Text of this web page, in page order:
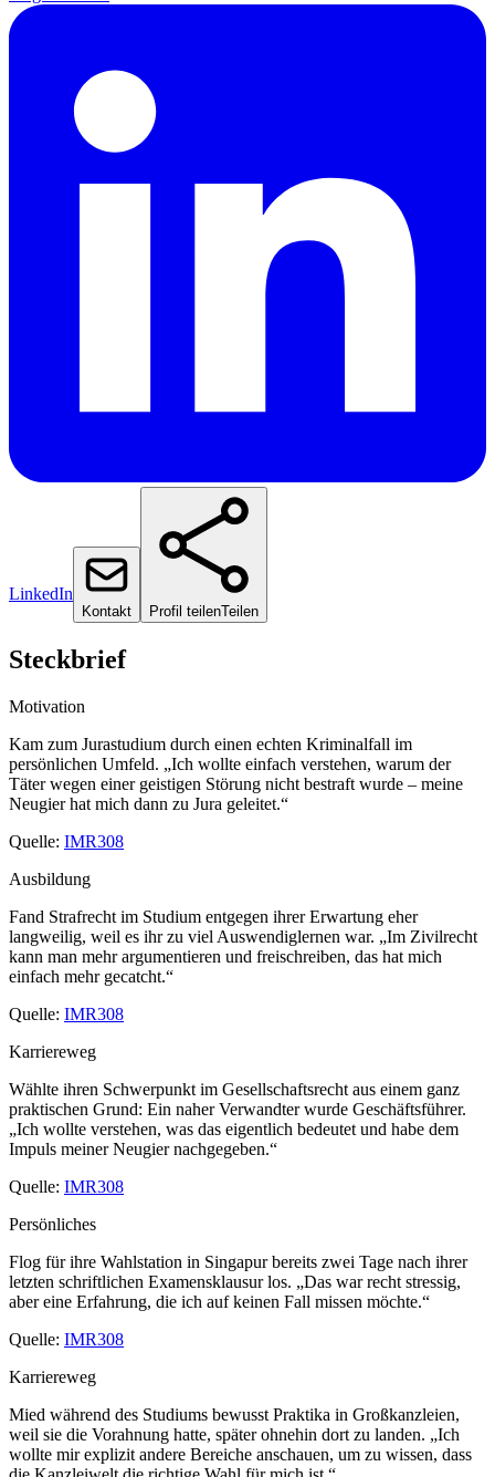
LinkedIn
Kontakt Profil teilenTeilen
Steckbrief
Motivation
Kam zum Jurastudium durch einen echten Kriminalfall im
persönlichen Umfeld. „Ich wollte einfach verstehen, warum der
Täter wegen einer geistigen Störung nicht bestraft wurde – meine
Neugier hat mich dann zu Jura geleitet.“
Quelle: IMR308
Ausbildung
Fand Strafrecht im Studium entgegen ihrer Erwartung eher
langweilig, weil es ihr zu viel Auswendiglernen war. „Im Zivilrecht
kann man mehr argumentieren und freischreiben, das hat mich
einfach mehr gecatcht.“
Quelle: IMR308
Karriereweg
Wählte ihren Schwerpunkt im Gesellschaftsrecht aus einem ganz
praktischen Grund: Ein naher Verwandter wurde Geschäftsführer.
„Ich wollte verstehen, was das eigentlich bedeutet und habe dem
Impuls meiner Neugier nachgegeben.“
Quelle: IMR308
Persönliches
Flog für ihre Wahlstation in Singapur bereits zwei Tage nach ihrer
letzten schriftlichen Examensklausur los. „Das war recht stressig,
aber eine Erfahrung, die ich auf keinen Fall missen möchte.“
Quelle: IMR308
Karriereweg
Mied während des Studiums bewusst Praktika in Großkanzleien,
weil sie die Vorahnung hatte, später ohnehin dort zu landen. „Ich
wollte mir explizit andere Bereiche anschauen, um zu wissen, dass